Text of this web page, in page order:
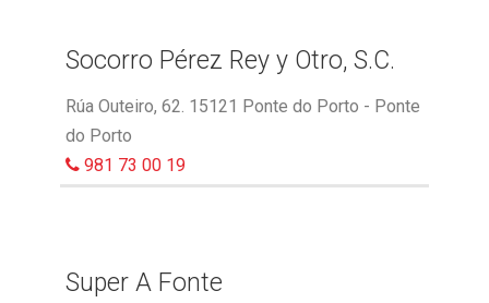
Socorro Pérez Rey y Otro, S.C.
Rúa Outeiro, 62. 15121 Ponte do Porto - Ponte
do Porto
981 73 00 19
Super A Fonte